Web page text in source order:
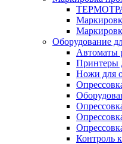
Оборудование
Автоматы
Принтеры
Ножи для
Контроль